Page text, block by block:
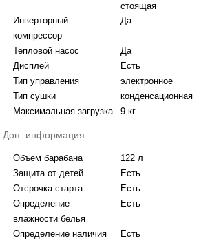
стоящая
Инверторный
компрессор
Да
Тепловой насос
Да
Дисплей
Есть
Тип управления
электронное
Тип сушки
конденсационная
Максимальная загрузка
9 кг
Доп. информация
Объем барабана
122 л
Защита от детей
Есть
Отсрочка старта
Есть
Определение
влажности белья
Есть
Определение наличия
Есть